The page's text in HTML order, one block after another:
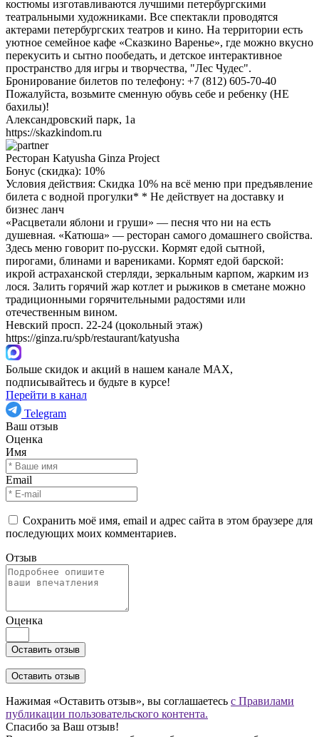
костюмы изготавливаются лучшими петербургскими
театральными художниками. Все спектакли проводятся
актерами петербургских театров и кино. На территории есть
уютное семейное кафе «Сказкино Варенье», где можно вкусно
перекусить и сытно пообедать, и детское интерактивное
пространство для игры и творчества, "Лес Чудес".
Бронирование билетов по телефону: +7 (812) 605-70-40
Пожалуйста, возьмите сменную обувь себе и ребенку (НЕ
бахилы)!
Александровский парк, 1а
https://skazkindom.ru
Ресторан Katyusha Ginza Project
Бонус (скидка): 10%
Условия действия: Скидка 10% на всё меню при предъявление
билета с водной прогулки* * Не действует на доставку и
бизнес ланч
«Расцветали яблони и груши» — песня что ни на есть
душевная. «Катюша» — ресторан самого домашнего свойства.
Здесь меню говорит по-русски. Кормят едой сытной,
пирогами, блинами и варениками. Кормят едой барской:
икрой астраханской стерляди, зеркальным карпом, жарким из
лося. Залить горячий жар котлет и рыжиков в сметане можно
традиционными горячительными радостями или
отечественным вином.
Невский просп. 22-24 (цокольный этаж)
https://ginza.ru/spb/restaurant/katyusha
Больше скидок и акций в нашем канале MAX,
подписывайтесь и будьте в курсе!
Перейти в канал
Telegram
Ваш отзыв
Оценка
Имя
Email
Сохранить моё имя, email и адрес сайта в этом браузере для
последующих моих комментариев.
Отзыв
Оценка
Оставить отзыв
Нажимая «Оставить отзыв», вы соглашаетесь с Правилами
публикации пользовательского контента.
Спасибо за Ваш отзыв!